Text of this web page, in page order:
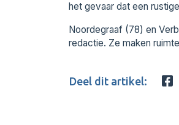
het gevaar dat een
Noordegraaf (78) en
redactie. Ze maken
Deel dit artikel: